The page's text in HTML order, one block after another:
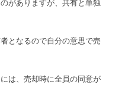
がありますが、共有と単独
となるので自分の意思で売
は、売却時に全員の同意が